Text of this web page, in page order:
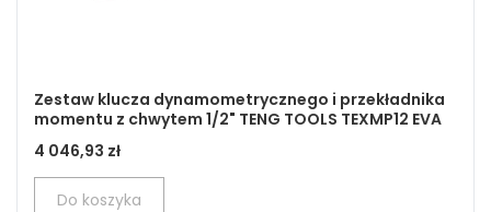
Zestaw klucza dynamometrycznego i przekładnika
momentu z chwytem 1/2" TENG TOOLS TEXMP12 EVA
4 046,93 zł
Do koszyka